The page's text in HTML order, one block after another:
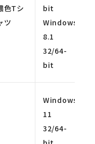
色Tシ
ツ
bit
Windows
8.1
32/64-
bit
Windows
11
32/64-